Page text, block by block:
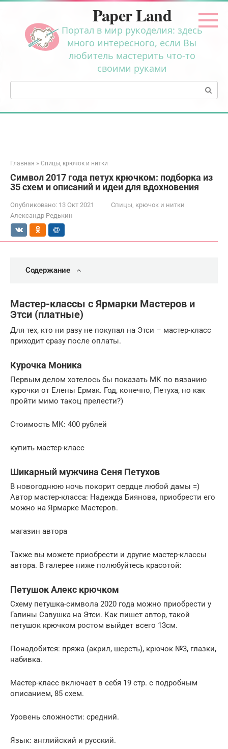
Перейти
контенту
Paper Land
Портал в мир рукоделия: здесь
много интересного, если Вы
любитель мастерить что-то
своими руками
Поиск:
Главная » Спицы, крючок и нитки
Символ 2017 года петух крючком: подборка из
35 схем и описаний и идеи для вдохновения
Опубликовано: 13 Окт 2021
Спицы, крючок и нитки
Александр Редькин
Содержание
Мастер-классы с Ярмарки Мастеров и
Этси (платные)
Для тех, кто ни разу не покупал на Этси – мастер-класс
приходит сразу после оплаты.
Курочка Моника
Первым делом хотелось бы показать МК по вязанию
курочки от Елены Ермак. Год, конечно, Петуха, но как
пройти мимо такоц прелести?)
Стоимость МК: 400 рублей
купить мастер-класс
Шикарный мужчина Сеня Петухов
В новогоднюю ночь покорит сердце любой дамы =)
Автор мастер-класса: Надежда Биянова, приобрести его
можно на Ярмарке Мастеров.
магазин автора
Также вы можете приобрести и другие мастер-классы
автора. В галерее ниже полюбуйтесь красотой:
Петушок Алекс крючком
Схему петушка-символа 2020 года можно приобрести у
Галины Савушка на Этси. Как пишет автор, такой
петушок крючком ростом выйдет всего 13см.
Понадобится: пряжа (акрил, шерсть), крючок №3, глазки,
набивка.
Мастер-класс включает в себя 19 стр. с подробным
описанием, 85 схем.
Уровень сложности: средний.
Язык: английский и русский.